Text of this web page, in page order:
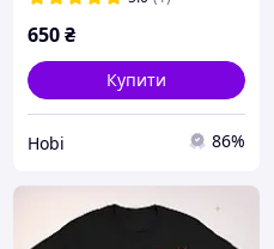
650₴
Купити
Hobi 86%